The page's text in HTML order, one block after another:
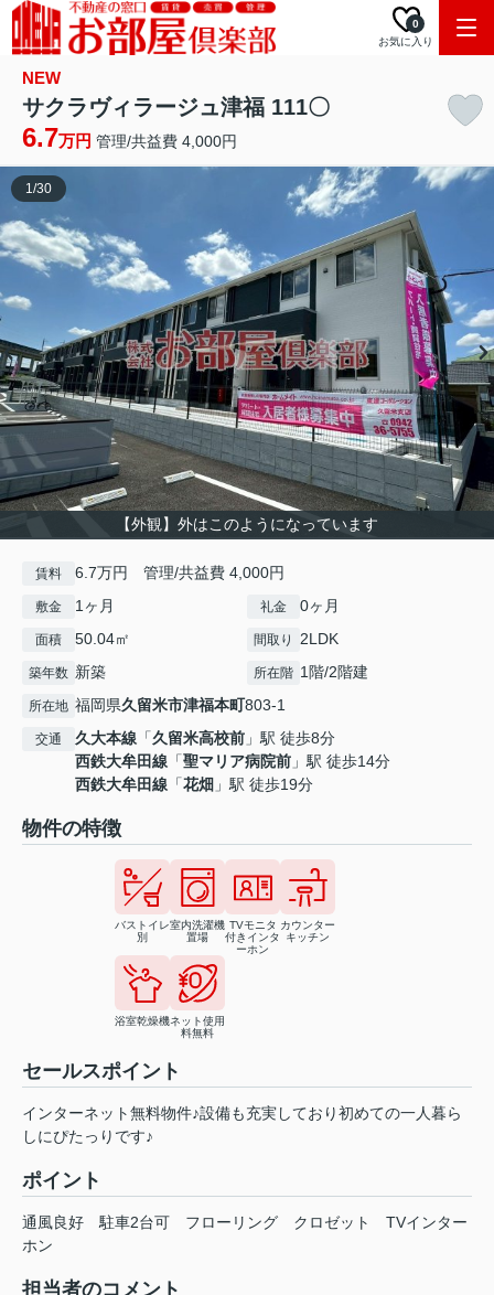
お気に入り
0
NEW
サクラヴィラージュ津福 111〇
6.7万円 管理/共益費 4,000円
【外観】外はこのようになっています
1/30
賃料 6.7万円 管理/共益費 4,000円
敷金 1ヶ月 礼金 0ヶ月
面積 50.04㎡ 間取り 2LDK
築年数 新築 所在階 1階/2階建
所在地 福岡県久留米市津福本町803-1
交通 久大本線 「久留米高校前 」駅 徒歩8分
西鉄大牟田線 「聖マリア病院前 」駅 徒歩14分
西鉄大牟田線 「花畑 」駅 徒歩19分
物件の特徴
バストイレ
別
室内洗濯機
置場
TVモニタ
付きインタ
ーホン
カウンター
キッチン
浴室乾燥機ネット使用
料無料
セールスポイント
インターネット無料物件♪設備も充実しており初めての一人暮ら
しにぴたっりです♪
ポイント
通風良好 駐車2台可 フローリング クロゼット
TVインター
ホン
担当者のコメント